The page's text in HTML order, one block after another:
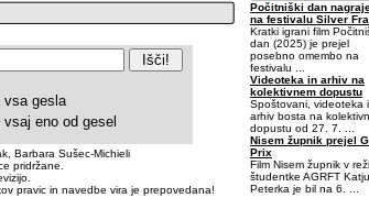
vsa gesla
eno od gesel
Barbara Sušec-Michieli
pridržane.
pravic in navedbe vira je prepovedana!
Počitniški dan
na festivalu Silver
Kratki igrani film
dan (2025) je prejel
posebno omembo na
festivalu ...
Videoteka in arhiv na
kolektivnem dopustu
Spoštovani, videoteka
arhiv bosta na
dopustu od 27. 7. ...
Nisem župnik prejel
Prix
Film Nisem župnik v
študentke AGRFT
Peterka je bil na 6. ...